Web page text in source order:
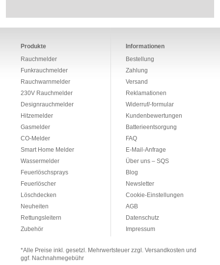
Produkte
Rauchmelder
Funkrauchmelder
Rauchwarnmelder
230V Rauchmelder
Designrauchmelder
Hitzemelder
Gasmelder
CO-Melder
Smart Home Melder
Wassermelder
Feuerlöschsprays
Feuerlöscher
Löschdecken
Neuheiten
Rettungsleitern
Zubehör
Informationen
Bestellung
Zahlung
Versand
Reklamationen
Widerruf/-formular
Kundenbewertungen
Batterieentsorgung
FAQ
E-Mail-Anfrage
Über uns – SQS
Blog
Newsletter
Cookie-Einstellungen
AGB
Datenschutz
Impressum
*Alle Preise inkl. gesetzl. Mehrwertsteuer zzgl. Versandkosten und
ggf. Nachnahmegebühr